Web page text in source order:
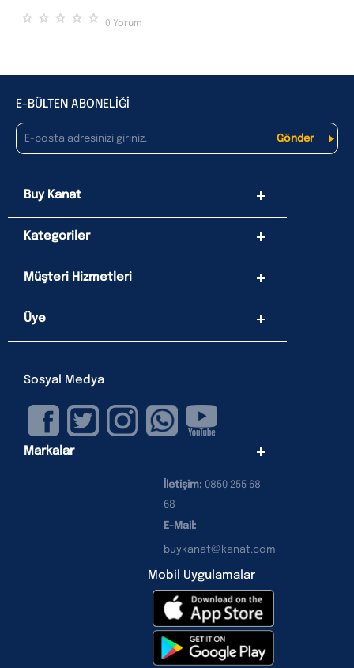
0 Yorum
E-BÜLTEN ABONELİĞİ
Buy Kanat
Kategoriler
Müşteri Hizmetleri
Üye
Sosyal Medya
Markalar
İletişim: 0850 255 68
68
E-Mail:
buykanat@kanat.com
Mobil Uygulamalar